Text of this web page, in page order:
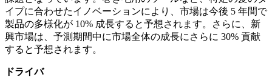
イプに合わせたイノベーションにより、市場は今後 5 年間で
製品の多様化が 10% 成長すると予想されます。さらに、新
興市場は、予測期間中に市場全体の成長にさらに 30% 貢献
すると予想されます。
ドライバ